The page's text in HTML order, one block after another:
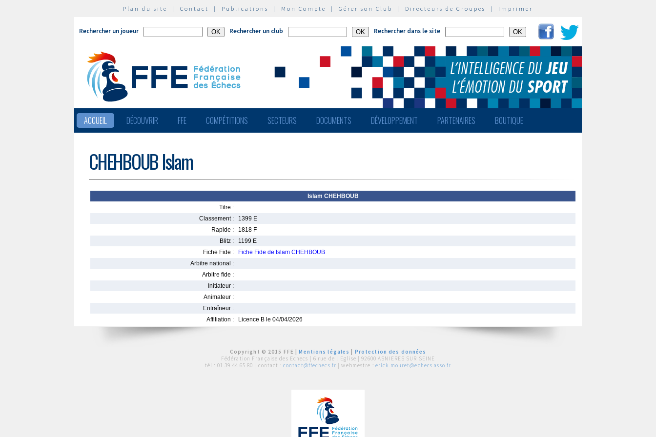
Plan du site | Contact | Publications | Mon Compte | Gérer son Club | Directeurs de Groupes | Imprimer
Rechercher un joueur Rechercher un club Rechercher dans le site
ACCUEIL DÉCOUVRIR FFE COMPÉTITIONS SECTEURS DOCUMENTS DÉVELOPPEMENT PARTENAIRES BOUTIQUE
CHEHBOUB Islam
Islam CHEHBOUB
Titre :
Classement :
1399 E
Rapide :
1818 F
Blitz :
1199 E
Fiche Fide :
Fiche Fide de Islam CHEHBOUB
Arbitre national :
Arbitre fide :
Initiateur :
Animateur :
Entraîneur :
Affiliation :
Licence B le 04/04/2026
Copyright © 2015 FFE |Mentions légales
Protection des données
Fédération Française des Echecs | 6 rue de l'Eglise | 92600 ASNIERES SUR SEINE
tél : 01 39 44 65 80 | contact : contact@ffechecs.fr | webmestre : erick.mouret@echecs.asso.fr